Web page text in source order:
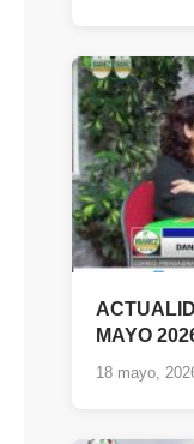
MAYO
18 mayo,